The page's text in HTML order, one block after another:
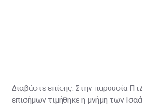
Διαβάστε επίσης: Στην παρουσία
επισήμων τιμήθηκε η μνήμη των